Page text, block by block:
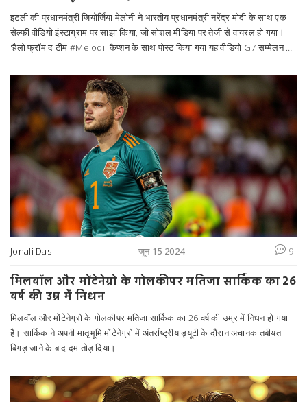
इटली की प्रधानमंत्री जियोर्जिया मेलोनी ने भारतीय प्रधानमंत्री नरेंद्र मोदी के साथ एक
सेल्फी वीडियो इंस्टाग्राम पर साझा किया, जो सोशल मीडिया पर तेजी से वायरल हो गया।
'हैलो फ्रॉम द टीम #Melodi' कैप्शन के साथ पोस्ट किया गया यह वीडियो G7 सम्मेलन के
Jonali Das जून 15 2024 9
मिलवॉल और मोंटेनेग्रो के गोलकीपर मतिजा सार्किक का 26
वर्ष की उम्र में निधन
मिलवॉल और मोंटेनेग्रो के गोलकीपर मतिजा सार्किक का 26 वर्ष की उम्र में निधन हो गया
है। सार्किक ने अपनी मातृभूमि मोंटेनेग्रो में अंतर्राष्ट्रीय ड्यूटी के दौरान अचानक तबीयत
बिगड़ जाने के बाद दम तोड़ दिया।